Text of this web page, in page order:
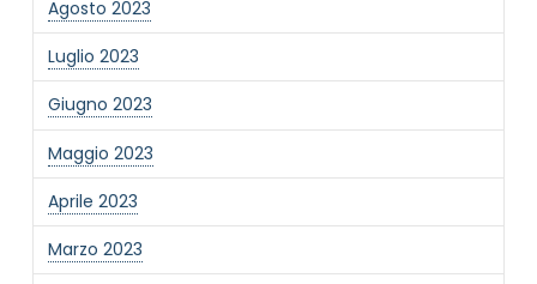
Agosto 2023
Luglio 2023
Giugno 2023
Maggio 2023
Aprile 2023
Marzo 2023